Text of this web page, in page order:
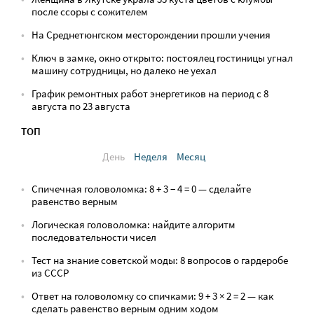
после ссоры с сожителем
На Среднетюнгском месторождении прошли учения
Ключ в замке, окно открыто: постоялец гостиницы угнал
машину сотрудницы, но далеко не уехал
График ремонтных работ энергетиков на период с 8
августа по 23 августа
ТОП
День
Неделя Месяц
Спичечная головоломка: 8 + 3 − 4 = 0 — сделайте
равенство верным
Логическая головоломка: найдите алгоритм
последовательности чисел
Тест на знание советской моды: 8 вопросов о гардеробе
из СССР
Ответ на головоломку со спичками: 9 + 3 × 2 = 2 — как
сделать равенство верным одним ходом